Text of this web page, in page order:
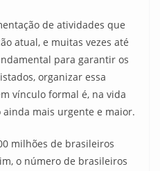
de atividades que
atual, e muitas vezes até
para garantir os
organizar essa
vínculo formal é, na vida
ainda mais urgente e maior.
milhões de brasileiros
o número de brasileiros